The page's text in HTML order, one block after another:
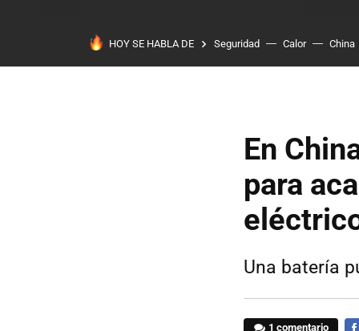
HOY SE HABLA DE Seguridad Calor China
En
para
Una batería
1 comentario